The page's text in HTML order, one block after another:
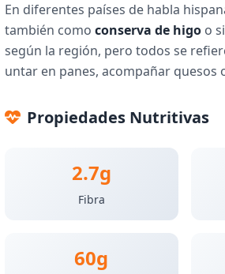
En diferentes países de habla
también como conserva de higoo
según la región, pero todos se
untar en panes, acompañar quesos
Propiedades Nutritivas
2.7g
Fibra
60g